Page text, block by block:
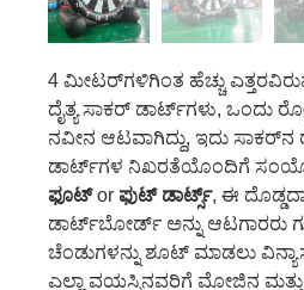
4 ಮೀಟರ್‌ಗಳಿಗಿಂತ ಹೆಚ್ಚು
ದೈತ್ಯ ಸಾಕರ್ ಡಾರ್ಟ್‌ಗಳು, ಒಂದು
ನವೀನ ಆಟವಾಗಿದ್ದು, ಇದು
ಡಾರ್ಟ್‌ಗಳ ನಿಖರತೆಯೊಂದಿಗೆ
ಫೂಟ್or ಫುಟ್ ಡಾರ್ಟ್ಸ್, ಈ
ಡಾರ್ಟ್‌ಬೋರ್ಡ್ ಅನ್ನು ಆಟಗಾರರು
ಚೆಂಡುಗಳನ್ನು ಶೂಟ್ ಮಾಡಲು
ಎಲ್ಲಾ ವಯಸ್ಸಿನವರಿಗೆ ಮೋಜಿನ ಮತ್ತು